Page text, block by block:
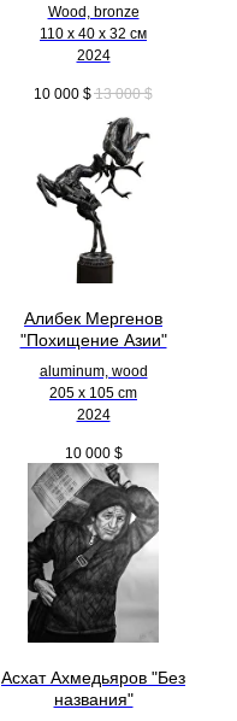
Wood, bronze
110 х 40 х 32 см
2024
10 000 $ 13 000 $
Алибек Мергенов
"Похищение Азии"
aluminum, wood
205 х 105 cm
2024
10 000 $
Асхат Ахмедьяров "Без
названия"